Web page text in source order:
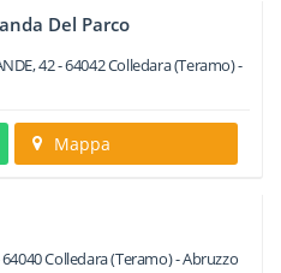
Del Parco
42-64042Colledara(Teramo) -
Mappa
64040Colledara(Teramo) -Abruzzo